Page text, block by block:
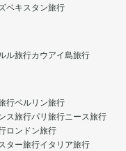
ベキスタン旅行
ル旅行カウアイ島旅行
行ベルリン旅行
ス旅行パリ旅行ニース旅行
ロンドン旅行
ター旅行イタリア旅行